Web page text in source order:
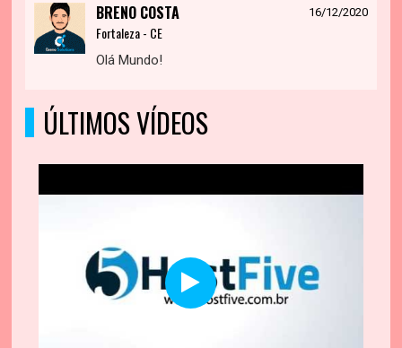
BRENO COSTA 16/12/2020
Fortaleza - CE
Olá Mundo!
ÚLTIMOS VÍDEOS